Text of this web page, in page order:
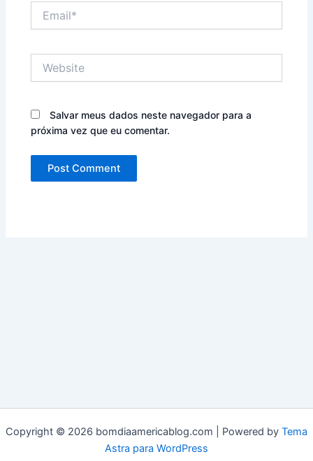
Salvar meus dados neste navegador para a
próxima vez que eu comentar.
Copyright © 2026 bomdiaamericablog.com | Powered by Tema
Astra para WordPress